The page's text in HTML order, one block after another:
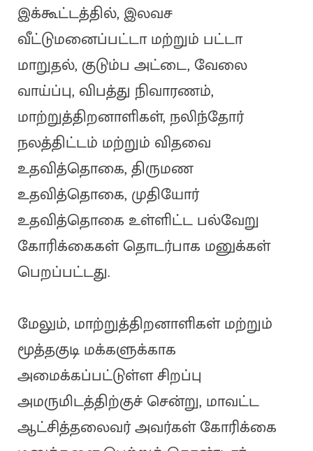
இக்கூட்டத்தில், இலவச
வீட்டுமனைப்பட்டா மற்றும் பட்டா
மாறுதல், குடும்ப அட்டை, வேலை
வாய்ப்பு, விபத்து நிவாரணம்,
மாற்றுத்திறனாளிகள், நலிந்தோர்
நலத்திட்டம் மற்றும் விதவை
உதவித்தொகை, திருமண
உதவித்தொகை, முதியோர்
உதவித்தொகை உள்ளிட்ட பல்வேறு
கோரிக்கைகள் தொடர்பாக மனுக்கள்
பெறப்பட்டது.
மேலும், மாற்றுத்திறனாளிகள் மற்றும்
மூத்தகுடி மக்களுக்காக
அமைக்கப்பட்டுள்ள சிறப்பு
அமருமிடத்திற்குச் சென்று, மாவட்ட
ஆட்சித்தலைவர் அவர்கள் கோரிக்கை